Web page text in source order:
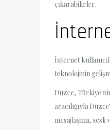
çıkarabilirler.
İnternet
teknolojinin
Düzce,
aracılığıyla
mesajlaşma,